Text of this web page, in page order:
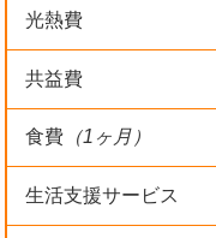
光熱費
共益費
食費（1ヶ月）
生活支援サービス